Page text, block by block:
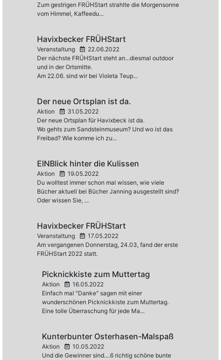
Zum gestrigen FRÜHStart strahlte die Morgensonne
vom Himmel, Kaffeedu...
Havixbecker FRÜHStart
Veranstaltung
22.06.2022
Der nächste FRÜHStart steht an...diesmal outdoor
und in der Ortsmitte.
Am 22.06. sind wir bei Violeta Teup...
Der neue Ortsplan ist da.
Aktion
31.05.2022
Der neue Ortsplan für Havixbeck ist da.
Wo gehts zum Sandsteinmuseum? Und wo ist das
Freibad? Wie komme ich zu...
EINBlick hinter die Kulissen
Aktion
19.05.2022
Du wolltest immer schon mal wissen, wie viele
Bücher aktuell bei Bücher Janning ausgestellt sind?
Oder wissen Sie, ...
Havixbecker FRÜHStart
Veranstaltung
17.05.2022
Am vergangenen Donnerstag, 24.03, fand der erste
FRÜHStart 2022 statt.
Picknickkiste zum Muttertag
Aktion
16.05.2022
Einfach mal "Danke" sagen mit einer
wunderschönen Picknickkiste zum Muttertag.
Eine tolle Überraschung für jede Ma...
Kunterbunter Osterhasen-Malspaß
Aktion
10.05.2022
Und die Gewinner sind....6 richtig schöne bunte